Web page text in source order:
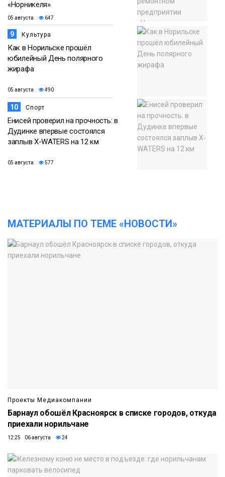
«Норникеля»
05 августа 647
9 Культура
Как в Норильске прошёл
юбилейный День полярного
жирафа
05 августа 490
10 Спорт
Енисей проверил на прочность: в
Дудинке впервые состоялся
заплыв X-WATERS на 12 км
05 августа 577
МАТЕРИАЛЫ ПО ТЕМЕ «НОВОСТИ»
Проекты Медиакомпании
Барнаул обошёл Красноярск в списке городов, откуда
приехали норильчане
12:25 06 августа 24